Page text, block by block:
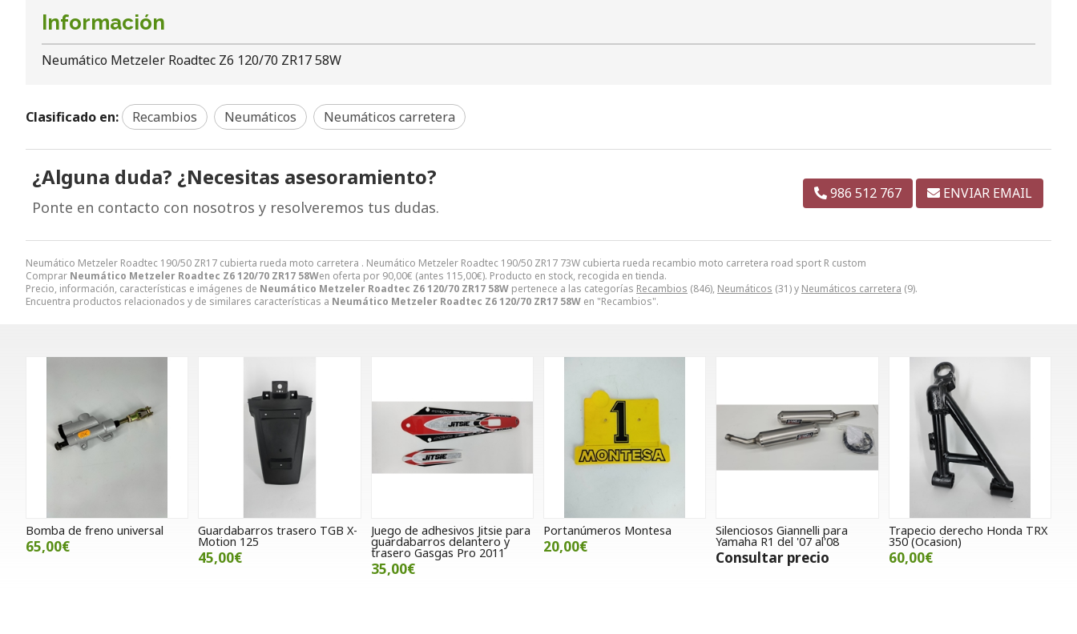
Neumático Metzeler Roadtec 190/50 ZR17 cubierta rueda moto carretera . Neumático Metzeler Roadtec 190/50 ZR17 73W cubierta rueda recambio moto carretera road sport R custom
Comprar Neumático Metzeler Roadtec Z6 120/70 ZR17 58Wen oferta por 90,00€ (antes 115,00€). Producto en stock, recogida en tienda.
Precio, información, características e imágenes de Neumático Metzeler Roadtec Z6 120/70 ZR17 58W pertenece a las categorías Recambios (846), Neumáticos (31) y Neumáticos carretera (9).
Encuentra productos relacionados y de similares características a Neumático Metzeler Roadtec Z6 120/70 ZR17 58W en "Recambios".
Información
Neumático Metzeler Roadtec Z6 120/70 ZR17 58W
Clasificado en: Recambios Neumáticos Neumáticos carretera
¿Alguna duda? ¿Necesitas asesoramiento?
Ponte en contacto con nosotros y resolveremos tus dudas.
986 512 767 ENVIAR EMAIL
Bomba de freno universal
65,00€
Guardabarros trasero TGB X-
Motion 125
45,00€
Juego de adhesivos Jitsie para
guardabarros delantero y
trasero Gasgas Pro 2011
35,00€
Portanúmeros Montesa
20,00€
Silenciosos Giannelli para
Yamaha R1 del '07 al'08
Consultar precio
Trapecio derecho Honda TRX
350 (Ocasion)
60,00€